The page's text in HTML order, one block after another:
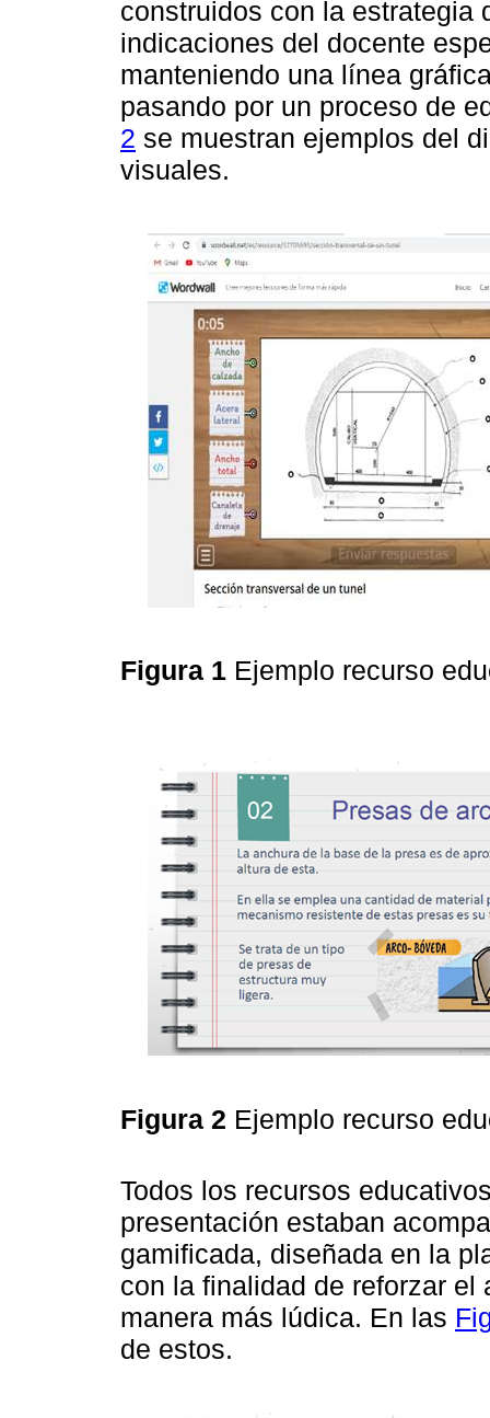
construidos con la estrategia
indicaciones del docente
manteniendo una línea
pasando por un proceso de
2 se muestran ejemplos del
visuales.
Figura 1 Ejemplo recurso
Figura 2 Ejemplo recurso
Todos los recursos
presentación estaban
gamificada, diseñada en la
con la finalidad de reforzar
manera más lúdica. En las
de estos.